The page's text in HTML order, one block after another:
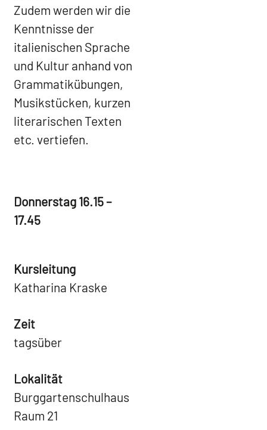
Zudem werden wir die
Kenntnisse der
italienischen Sprache
und Kultur anhand von
Grammatikübungen,
Musikstücken, kurzen
literarischen Texten
etc. vertiefen.
Donnerstag 16.15 –
17.45
Kursleitung
Katharina Kraske
Zeit
tagsüber
Lokalität
Burggartenschulhaus
Raum 21